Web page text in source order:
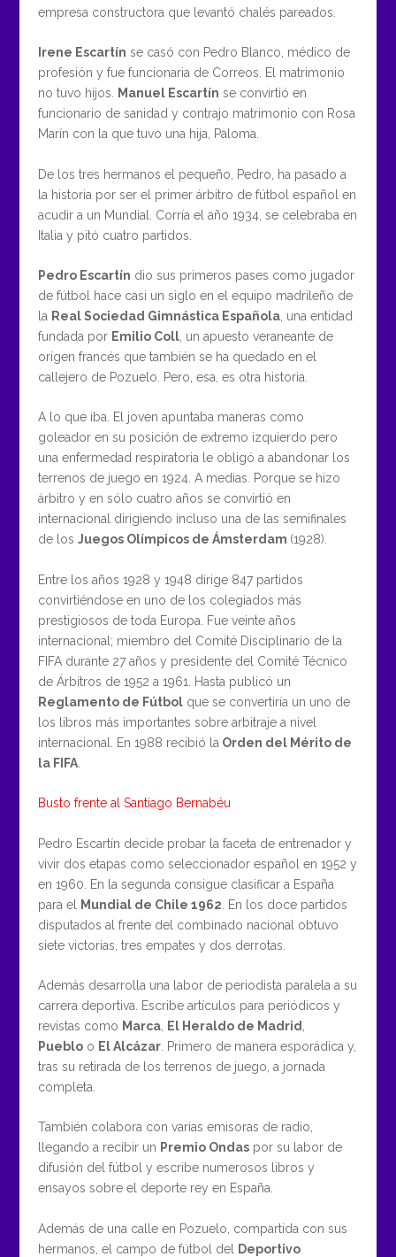
empresa constructora que levantó chalés pareados.
Irene Escartín se casó con Pedro Blanco, médico de
profesión y fue funcionaria de Correos. El matrimonio
no tuvo hijos. Manuel Escartín se convirtió en
funcionario de sanidad y contrajo matrimonio con Rosa
Marín con la que tuvo una hija, Paloma.
De los tres hermanos el pequeño, Pedro, ha pasado a
la historia por ser el primer árbitro de fútbol español en
acudir a un Mundial. Corría el año 1934, se celebraba en
Italia y pitó cuatro partidos.
Pedro Escartín dio sus primeros pases como jugador
de fútbol hace casi un siglo en el equipo madrileño de
la Real Sociedad Gimnástica Española, una entidad
fundada por Emilio Coll, un apuesto veraneante de
origen francés que también se ha quedado en el
callejero de Pozuelo. Pero, esa, es otra historia.
A lo que iba. El joven apuntaba maneras como
goleador en su posición de extremo izquierdo pero
una enfermedad respiratoria le obligó a abandonar los
terrenos de juego en 1924. A medias. Porque se hizo
árbitro y en sólo cuatro años se convirtió en
internacional dirigiendo incluso una de las semifinales
de los Juegos Olímpicos de Ámsterdam (1928).
Entre los años 1928 y 1948 dirige 847 partidos
convirtiéndose en uno de los colegiados más
prestigiosos de toda Europa. Fue veinte años
internacional; miembro del Comité Disciplinario de la
FIFA durante 27 años y presidente del Comité Técnico
de Árbitros de 1952 a 1961. Hasta publicó un
Reglamento de Fútbolque se convertiría un uno de
los libros más importantes sobre arbitraje a nivel
internacional. En 1988 recibió la Orden del Mérito de
la FIFA.
Busto frente al Santiago Bernabéu
Pedro Escartín decide probar la faceta de entrenador y
vivir dos etapas como seleccionador español en 1952 y
en 1960. En la segunda consigue clasificar a España
para el
Mundial de Chile 1962 . En los doce partidos
disputados al frente del combinado nacional obtuvo
siete victorias, tres empates y dos derrotas.
Además desarrolla una labor de periodista paralela a su
carrera deportiva. Escribe artículos para periódicos y
revistas como Marca, El Heraldo de Madrid
Puebloo El Alcázar. Primero de manera esporádica y,
tras su retirada de los terrenos de juego, a jornada
completa.
También colabora con varias emisoras de radio,
llegando a recibir un Premio Ondaspor su labor de
difusión del fútbol y escribe numerosos libros y
ensayos sobre el deporte rey en España.
Además de una calle en Pozuelo, compartida con sus
hermanos, el campo de fútbol del
Deportivo